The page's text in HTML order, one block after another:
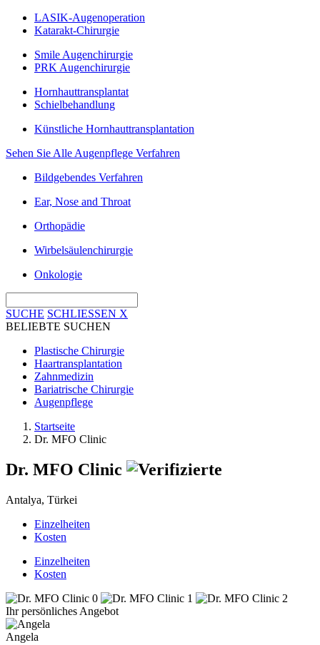
LASIK-Augenoperation
Katarakt-Chirurgie
Smile Augenchirurgie
PRK Augenchirurgie
Hornhauttransplantat
Schielbehandlung
Künstliche Hornhauttransplantation
Sehen Sie Alle Augenpflege Verfahren
Bildgebendes Verfahren
Ear, Nose and Throat
Orthopädie
Wirbelsäulenchirurgie
Onkologie
SUCHE SCHLIESSEN X
BELIEBTE SUCHEN
Plastische Chirurgie
Haartransplantation
Zahnmedizin
Bariatrische Chirurgie
Augenpflege
Startseite
Dr. MFO Clinic
Dr. MFO Clinic
Antalya, Türkei
Einzelheiten
Kosten
Einzelheiten
Kosten
Ihr persönliches Angebot
Angela